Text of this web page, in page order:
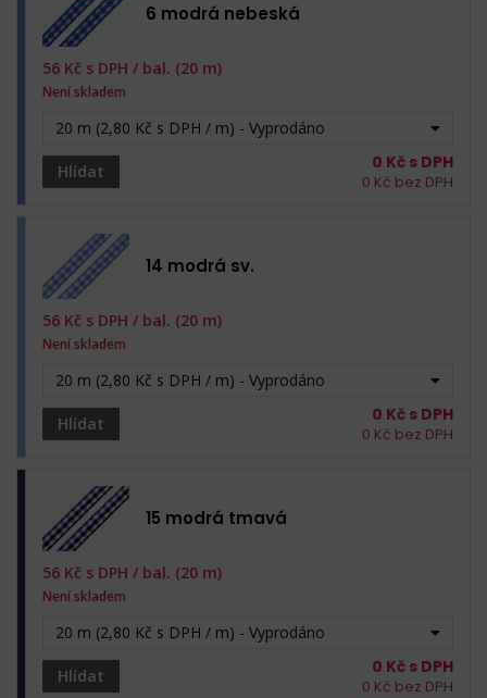
6 modrá nebeská
20 m (2,80 Kč s DPH / m) - Vyprodáno
Hlídat
56 Kč s DPH / bal. (20 m)
Není skladem
0 Kč s DPH
0 Kč bez DPH
14 modrá sv.
20 m (2,80 Kč s DPH / m) - Vyprodáno
Hlídat
56 Kč s DPH / bal. (20 m)
Není skladem
0 Kč s DPH
0 Kč bez DPH
15 modrá tmavá
20 m (2,80 Kč s DPH / m) - Vyprodáno
Hlídat
56 Kč s DPH / bal. (20 m)
Není skladem
0 Kč s DPH
0 Kč bez DPH